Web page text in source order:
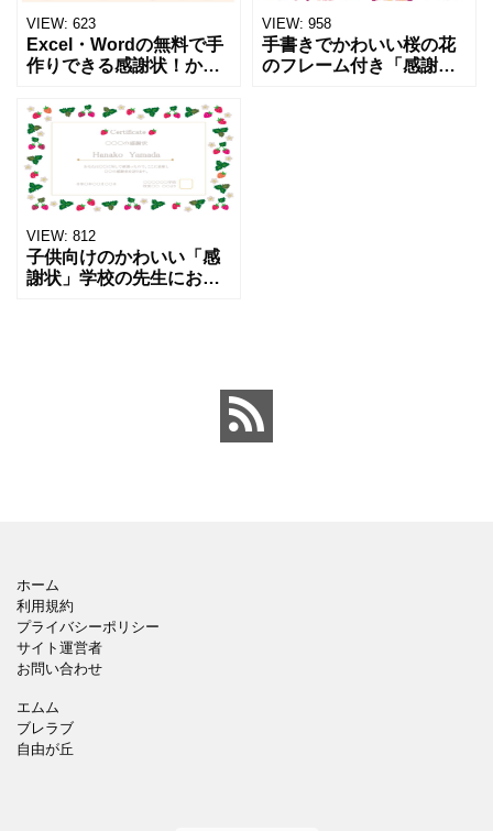
VIEW: 623
Excel・Wordの無料で手
作りできる感謝状！かわ
スト付きで簡単におしゃ
れに仕上がりおすすめ！
優しいタッチのかわいい
薔薇の花のフレーム
VIEW: 958
手書きでかわいい桜の花
のフレーム付き「感謝
VIEW: 812
子供向けのかわいい「感
謝状」学校の先生におす
ホーム
利用規約
プライバシーポリシー
サイト運営者
お問い合わせ
エムム
ブレラブ
自由が丘